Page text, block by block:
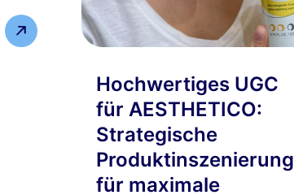
Hochwertiges UGC
für AESTHETICO:
Strategische
Produktinszenierung
für maximale